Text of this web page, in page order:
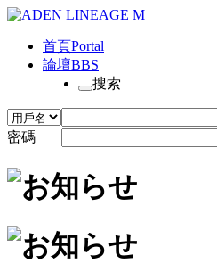
首頁Portal
論壇BBS
搜索
密碼